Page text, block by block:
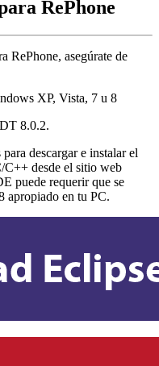
RePhone
RePhone, asegúrate de
XP, Vista, 7 u 8
8.0.2.
descargar e instalar el
C++ desde el sitio web
puede requerir que se
apropiado en tu PC.